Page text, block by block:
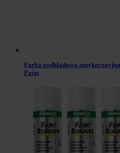
Farba podkładowa
Paint